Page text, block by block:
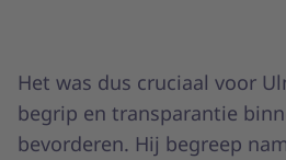
Het was dus cruciaal voor
begrip en transparantie
bevorderen. Hij begreep